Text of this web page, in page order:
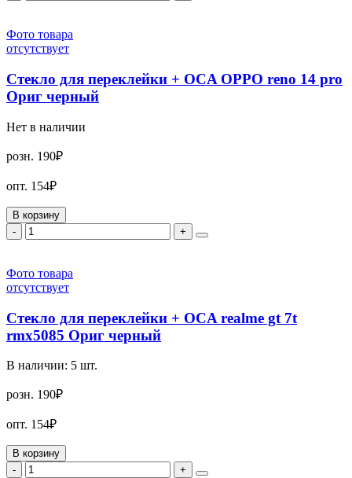
Фото товара
отсутствует
Стекло для переклейки + OCA OPPO reno 14 pro
Ориг черный
Нет в наличии
розн. 190₽
опт. 154₽
В корзину
-
+
Фото товара
отсутствует
Стекло для переклейки + OCA realme gt 7t
rmx5085 Ориг черный
В наличии: 5 шт.
розн. 190₽
опт. 154₽
В корзину
-
+